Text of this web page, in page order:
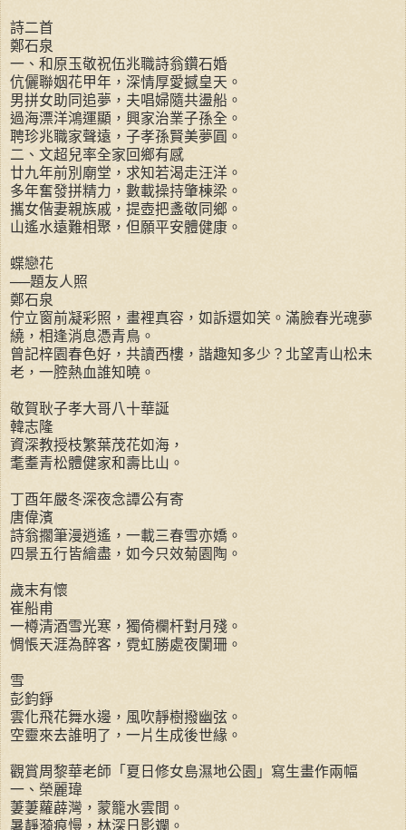
詩二首
鄭石泉
一、和原玉敬祝伍兆職詩翁鑽石婚
伉儷聯姻花甲年，深情厚愛撼皇天。
男拼女助同追夢，夫唱婦隨共盪船。
過海漂洋鴻運顯，興家治業子孫全。
聘珍兆職家聲遠，子孝孫賢美夢圓。
二、文超兒率全家回鄉有感
廿九年前別廟堂，求知若渴走汪洋。
多年奮發拼精力，數載操持肇棟梁。
攜女偕妻親族戚，提壺把盞敬同鄉。
山遙水遠難相聚，但願平安體健康。
蝶戀花
──題友人照
鄭石泉
佇立窗前凝彩照，畫裡真容，如訴還如笑。滿臉春光魂夢
繞，相逢消息憑青鳥。
曾記梓園春色好，共讀西樓，諧趣知多少？北望青山松未
老，一腔熱血誰知曉。
敬賀耿子孝大哥八十華誕
韓志隆
資深教授枝繁葉茂花如海，
耄耋青松體健家和壽比山。
丁酉年嚴冬深夜念譚公有寄
唐偉濱
詩翁擱筆漫逍遙，一載三春雪亦嬌。
四景五行皆繪盡，如今只效菊園陶。
歲末有懷
崔船甫
一樽清酒雪光寒，獨倚欄杆對月殘。
惆悵天涯為醉客，霓虹勝處夜闌珊。
雪
彭鈞錚
雲化飛花舞水邊，風吹靜樹撥幽弦。
空靈來去誰明了，一片生成後世緣。
觀賞周黎華老師「夏日修女島濕地公園」寫生畫作兩幅
一、榮麗瑋
萋萋蘿薜灣，蒙籠水雲間。
暑靜漪痕慢，林深日影斕。